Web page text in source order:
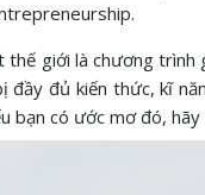
giới là chương
đủ kiến thức, kĩ
có ước mơ đó,